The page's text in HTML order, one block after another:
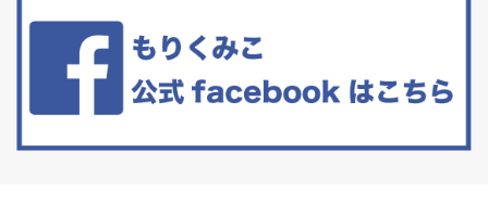
リーブオイルorごま油をたらす。&n...